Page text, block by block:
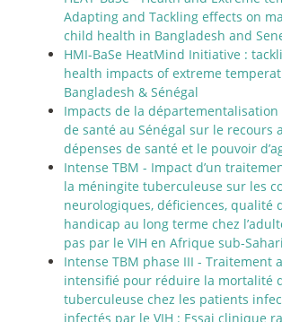
Adapting and Tackling effects on
child health in Bangladesh and
HMI-BaSe HeatMind Initiative :
health impacts of extreme
Bangladesh & Sénégal
Impacts de la
de santé au Sénégal sur le recours
dépenses de santé et le pouvoir
Intense TBM - Impact d’un
la méningite tuberculeuse sur les
neurologiques, déficiences, qualité
handicap au long terme chez
pas par le VIH en Afrique sub-
Intense TBM phase III - Traitement
intensifié pour réduire la mortalité
tuberculeuse chez les patients
infectés par le VIH : Essai clinique